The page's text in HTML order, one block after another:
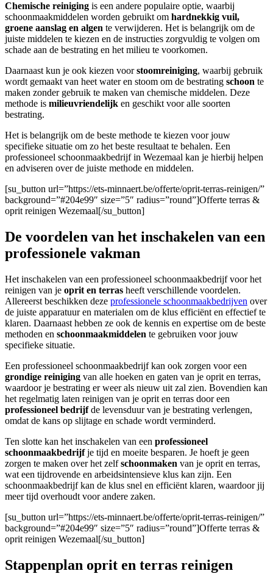
Chemische reiniging is een andere populaire optie, waarbij
schoonmaakmiddelen worden gebruikt om hardnekkig vuil,
groene aanslag en algen te verwijderen. Het is belangrijk om de
juiste middelen te kiezen en de instructies zorgvuldig te volgen om
schade aan de bestrating en het milieu te voorkomen.
Daarnaast kun je ook kiezen voorstoomreiniging, waarbij gebruik
wordt gemaakt van heet water en stoom om de bestrating schoon te
maken zonder gebruik te maken van chemische middelen. Deze
methode is milieuvriendelijk en geschikt voor alle soorten
bestrating.
Het is belangrijk om de beste methode te kiezen voor jouw
specifieke situatie om zo het beste resultaat te behalen. Een
professioneel schoonmaakbedrijf in Wezemaal kan je hierbij helpen
en adviseren over de juiste methode en middelen.
[su_button url=”https://ets-minnaert.be/offerte/oprit-terras-reinigen/”
background=”#204e99″ size=”5″ radius=”round”]Offerte terras &
oprit reinigen Wezemaal[/su_button]
De voordelen van het inschakelen van een
professionele vakman
Het inschakelen van een professioneel schoonmaakbedrijf voor het
reinigen van je oprit en terras heeft verschillende voordelen.
Allereerst beschikken deze professionele schoonmaakbedrijven over
de juiste apparatuur en materialen om de klus efficiënt en effectief te
klaren. Daarnaast hebben ze ook de kennis en expertise om de beste
methoden en schoonmaakmiddelen te gebruiken voor jouw
specifieke situatie.
Een professioneel schoonmaakbedrijf kan ook zorgen voor een
grondige reiniging van alle hoeken en gaten van je oprit en terras,
waardoor je bestrating er weer als nieuw uit zal zien. Bovendien kan
het regelmatig laten reinigen van je oprit en terras door een
professioneel bedrijfde levensduur van je bestrating verlengen,
omdat de kans op slijtage en schade wordt verminderd.
Ten slotte kan het inschakelen van een professioneel
schoonmaakbedrijfje tijd en moeite besparen. Je hoeft je geen
zorgen te maken over het zelfschoonmaken van je oprit en terras,
wat een tijdrovende en arbeidsintensieve klus kan zijn. Een
schoonmaakbedrijf kan de klus snel en efficiënt klaren, waardoor jij
meer tijd overhoudt voor andere zaken.
[su_button url=”https://ets-minnaert.be/offerte/oprit-terras-reinigen/”
background=”#204e99″ size=”5″ radius=”round”]Offerte terras &
oprit reinigen Wezemaal[/su_button]
Stappenplan oprit en terras reinigen